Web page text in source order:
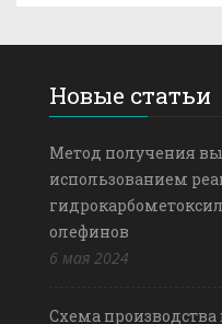
Новые статьи
Метод получения
использованием
олефинов
6 мая 2024
Схема